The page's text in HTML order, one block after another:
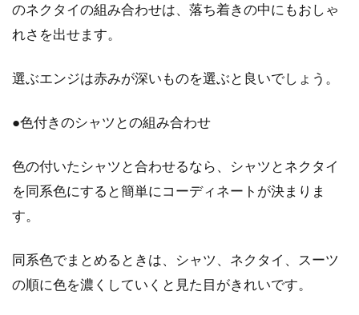
のネクタイの組み合わせは、落ち着きの中にもおしゃ
れさを出せます。
選ぶエンジは赤みが深いものを選ぶと良いでしょう。
●色付きのシャツとの組み合わせ
色の付いたシャツと合わせるなら、シャツとネクタイ
を同系色にすると簡単にコーディネートが決まりま
す。
同系色でまとめるときは、シャツ、ネクタイ、スーツ
の順に色を濃くしていくと見た目がきれいです。